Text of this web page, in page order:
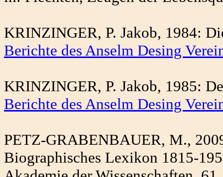
KRINZINGER, P. Jakob, 1984:
Berichte des Anselm Desing
KRINZINGER, P. Jakob, 1985:
Berichte des Anselm Desing
PETZ-GRABENBAUER, M.,
Biographisches Lexikon 1815-